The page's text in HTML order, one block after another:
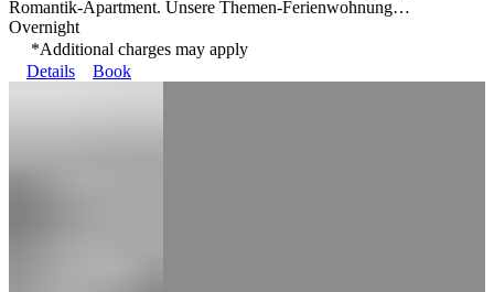
Romantik-Apartment. Unsere Themen-Ferienwohnung…
Overnight
*Additional charges may apply
Details
Book